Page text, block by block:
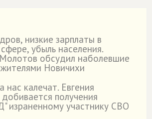
низкие зарплаты в
убыль населения.
обсудил наболевшие
Новичихи
нас калечат. Евгения
получения
израненному участнику СВО